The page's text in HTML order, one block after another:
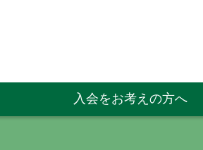
入会をお考えの方へ